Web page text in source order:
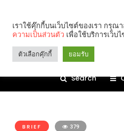
Search
BRIEF 379
เราใช้คุ๊กกี้บนเว็บไซต์ของเรา กรุณ
ความเป็นส่วนตัว เพื่อใช้บริการเว็บ
ตัวเลือกคุ๊กกี้ ยอมรับ